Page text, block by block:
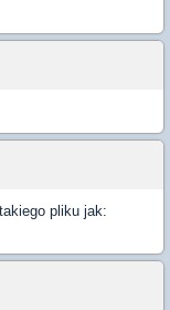
pliku jak: